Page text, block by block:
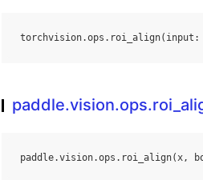
torchvision.ops . roi_align( input :
paddle.vision.ops . roi_align(x,